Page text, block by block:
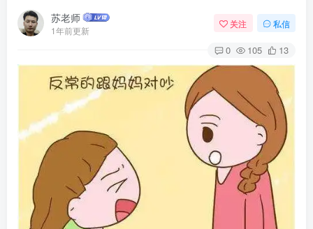
苏老师
1年前更新
关注 私信
0 105 13